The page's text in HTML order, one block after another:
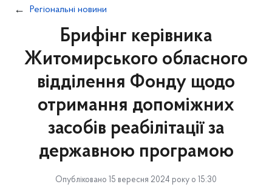
Регіональні новини
Брифінг керівника
Житомирського обласного
відділення Фонду щодо
отримання допоміжних
засобів реабілітації за
державною програмою
Опубліковано 15 вересня 2024 року о 15:30